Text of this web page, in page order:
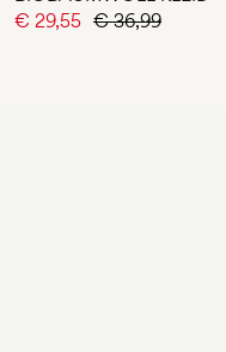
€ 29,55 € 36,99